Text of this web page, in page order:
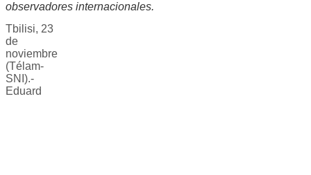
observadores internacionales.
Tbilisi, 23
de
noviembre
(Télam-
SNI).-
Eduard